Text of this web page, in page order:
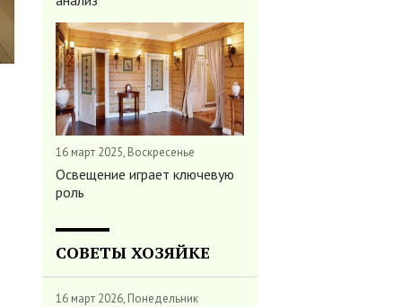
16 март 2025, Воскресенье
Освещение играет ключевую
роль
СОВЕТЫ ХОЗЯЙКЕ
16 март 2026, Понедельник